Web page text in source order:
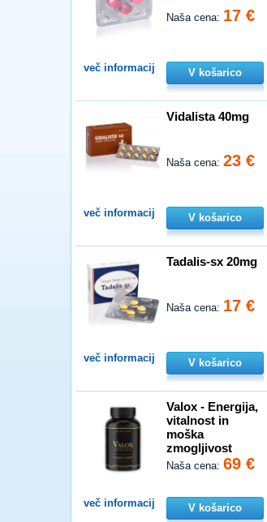
Naša cena: 17 €
več informacij V košarico
Vidalista 40mg
Naša cena:23 €
več informacij V košarico
Tadalis-sx 20mg
Naša cena: 17 €
več informacij V košarico
Valox - Energija,
vitalnost in
moška
zmogljivost
Naša cena:69 €
več informacij V košarico